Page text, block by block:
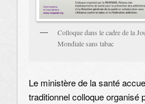
Colloque dans le cadre de la
Mondiale sans tabac
Le ministère de la santé
traditionnel colloque organisé